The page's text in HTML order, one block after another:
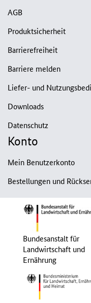
AGB
Produktsicherheit
Barrierefreiheit
Barriere melden
Liefer- und
Downloads
Datenschutz
Konto
Mein Benutzerkonto
Bestellungen und
Bundesanstalt für
Landwirtschaft und
Ernährung